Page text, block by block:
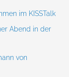
im KISSTalk
Abend in der
von